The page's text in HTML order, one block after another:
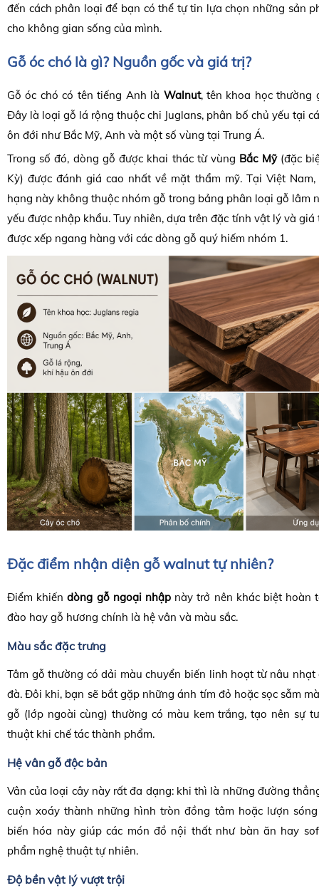
đến cách phân loại để bạn có thể tự tin lựa chọn những sản
cho không gian sống của mình.
Gỗ óc chó là gì? Nguồn gốc và giá trị?
Gỗ óc chó có tên tiếng Anh là Walnut, tên khoa học thường
Đây là loại gỗ lá rộng thuộc chi Juglans, phân bố chủ yếu tại
ôn đới như Bắc Mỹ, Anh và một số vùng tại Trung Á.
Trong số đó, dòng gỗ được khai thác từ vùng Bắc Mỹ(đặc
Kỳ) được đánh giá cao nhất về mặt thẩm mỹ. Tại Việt
hạng này không thuộc nhóm gỗ trong bảng phân loại gỗ lâm
yếu được nhập khẩu. Tuy nhiên, dựa trên đặc tính vật lý và
được xếp ngang hàng với các dòng gỗ quý hiếm nhóm 1.
Đặc điểm nhận diện gỗ walnut tự nhiên?
Điểm khiếndòng gỗ ngoại nhậpnày trở nên khác biệt hoàn
đào hay gỗ hương chính là hệ vân và màu sắc.
Màu sắc đặc trưng
Tâm gỗ thường có dải màu chuyển biến linh hoạt từ nâu nhạt
đà. Đôi khi, bạn sẽ bắt gặp những ánh tím đỏ hoặc sọc sẫm
gỗ (lớp ngoài cùng) thường có màu kem trắng, tạo nên sự
thuật khi chế tác thành phẩm.
Hệ vân gỗ độc bản
Vân của loại cây này rất đa dạng: khi thì là những đường
cuộn xoáy thành những hình tròn đồng tâm hoặc lượn
biến hóa này giúp các món đồ nội thất như bàn ăn hay
phẩm nghệ thuật tự nhiên.
Độ bền vật lý vượt trội